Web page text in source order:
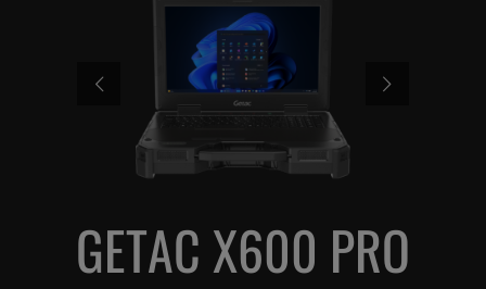
GETAC X600 PRO